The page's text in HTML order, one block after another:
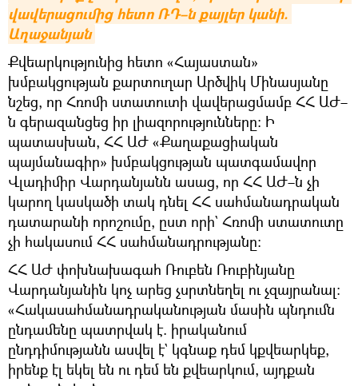
վավերացումից հետո ՌԴ–ն քայլեր կանի.
Աղաջանյան
Քվեարկությունից հետո «Հայաստան»
խմբակցության քարտուղար Արծվիկ Մինասյանը
նշեց, որ Հռոմի ստատուտի վավերացմամբ ՀՀ ԱԺ–
ն գերազանցեց իր լիազորությունները։ Ի
պատասխան, ՀՀ ԱԺ «Քաղաքացիական
պայմանագիր» խմբակցության պատգամավոր
Վլադիմիր Վարդանյանն ասաց, որ ՀՀ ԱԺ–ն չի
կարող կասկածի տակ դնել ՀՀ սահմանադրական
դատարանի որոշումը, ըստ որի` Հռոմի ստատուտը
չի հակասում ՀՀ սահմանադրությանը։
ՀՀ ԱԺ փոխնախագահ Ռուբեն Ռուբինյանը
Վարդանյանին կոչ արեց չսրտնեղել ու չզայրանալ։
«Հակասահմանադրականության մասին պնդումն
ընդամենը պատրվակ է. իրականում
ընդդիմությանն ասվել է` կգնաք դեմ կքվեարկեք,
իրենք էլ եկել են ու դեմ են քվեարկում, այդքան